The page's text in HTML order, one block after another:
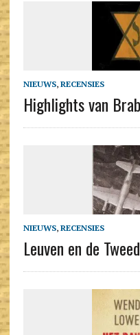
NIEUWS, RECENSIES
Highlights van
NIEUWS, RECENSIES
Leuven en de